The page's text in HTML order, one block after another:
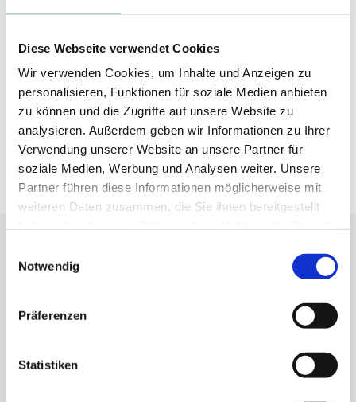
Diese Webseite verwendet Cookies
Wir verwenden Cookies, um Inhalte und Anzeigen zu
personalisieren, Funktionen für soziale Medien anbieten
zu können und die Zugriffe auf unsere Website zu
analysieren. Außerdem geben wir Informationen zu Ihrer
Verwendung unserer Website an unsere Partner für
soziale Medien, Werbung und Analysen weiter. Unsere
Partner führen diese Informationen möglicherweise mit
weiteren Daten zusammen, die Sie ihnen bereitgestellt
Notwendig
Präferenzen
Statistiken
Planung von Bürogebäuden, Kliniken sowie
Ebene und räumliche Finite-Elemente-Analysen zur